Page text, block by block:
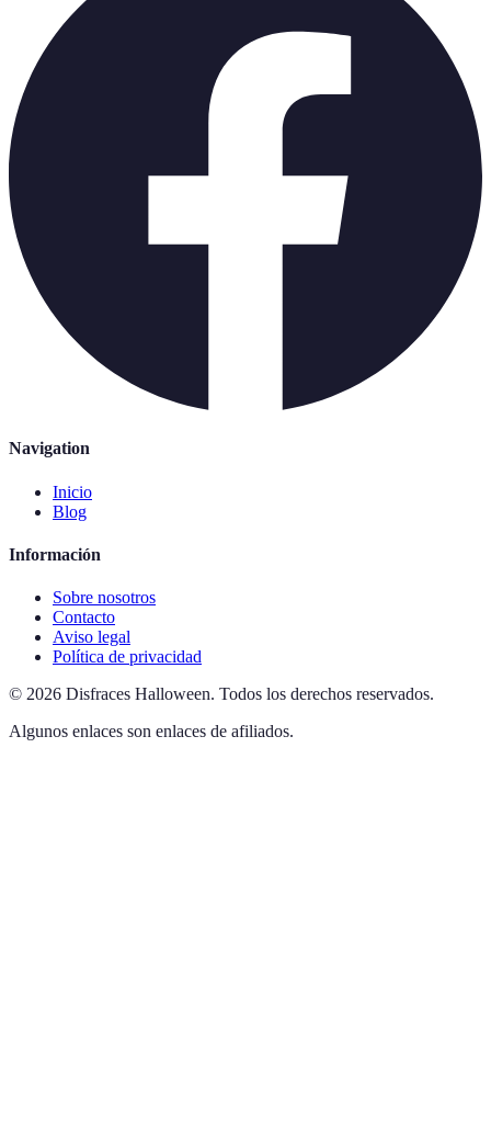
Navigation
Inicio
Blog
Información
Sobre nosotros
Contacto
Aviso legal
Política de privacidad
© 2026 Disfraces Halloween. Todos los derechos reservados.
Algunos enlaces son enlaces de afiliados.